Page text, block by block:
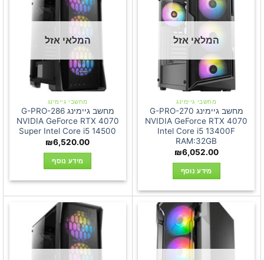
המלאי אזל
מחשבי גיימינג
מחשב גיימינג G-PRO-270
NVIDIA GeForce RTX 4070
Intel Core i5 13400F
RAM:32GB
₪6,052.00
מידע נוסף
המלאי אזל
מחשבי גיימינג
מחשב גיימינג G-PRO-286
NVIDIA GeForce RTX 4070
Super Intel Core i5 14500
₪6,520.00
מידע נוסף